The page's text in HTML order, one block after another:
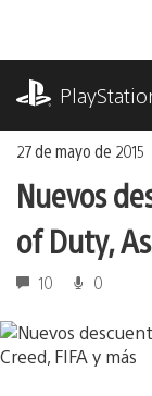
contenido
27 de mayo de 2015
Nuevos
of Duty,
10 0